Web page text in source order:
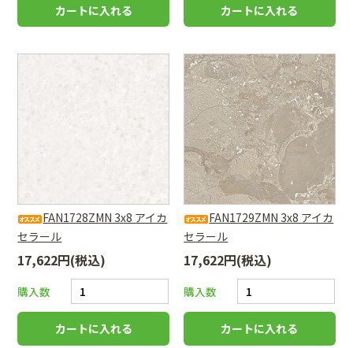
FAN1728ZMN 3x8 アイカ
セラール
17,622円(税込)
購入数
FAN1729ZMN 3x8 アイカ
セラール
17,622円(税込)
購入数